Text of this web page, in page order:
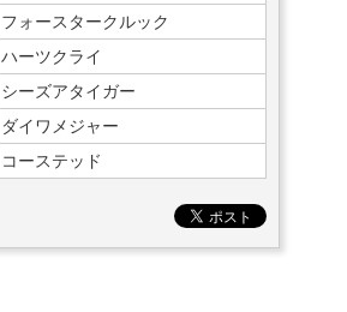
フォースタークルック
ハーツクライ
シーズアタイガー
ダイワメジャー
コーステッド